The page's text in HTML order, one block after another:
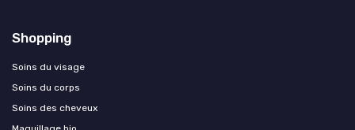
Shopping
Soins du visage
Soins du corps
Soins des cheveux